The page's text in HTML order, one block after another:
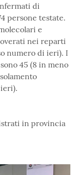
di
persone testate.
e
nei reparti
numero di ieri). I
45 (8 in meno
in provincia